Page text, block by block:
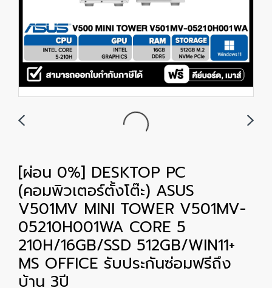
[ผ่อน 0%] DESKTOP PC
(คอมพิวเตอร์ตั้งโต๊ะ) ASUS
V501MV MINI TOWER V501MV-
05210H001WA CORE 5
210H/16GB/SSD 512GB/WIN11+
MS OFFICE รับประกันซ่อมฟรีถึง
บ้าน 3ปี